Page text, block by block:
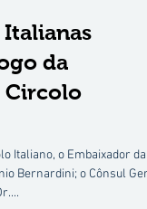
da
Italiano, o Embaixador da